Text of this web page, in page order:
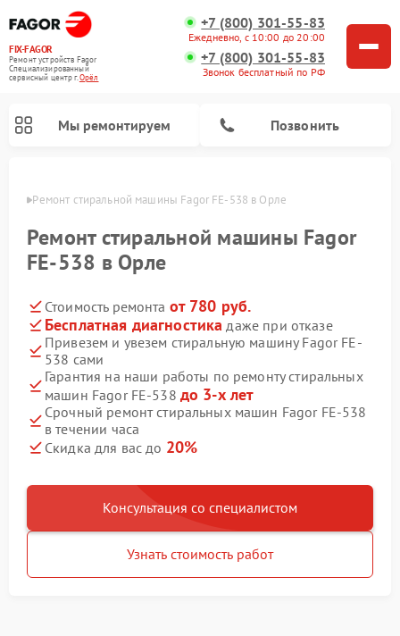
FIX-FAGOR
Ремонт устройств Fagor
Специализированный
cервисный центр г.Орёл
+7 (800) 301-55-83
Ежедневно, с 10:00 до 20:00
+7 (800) 301-55-83
Звонок бесплатный по РФ
Мы ремонтируем Позвонить
Ремонт стиральной машины Fagor FE-538 в Орле
Ремонт стиральной машины Fagor
FE-538 в Орле
Стоимость ремонта от 780 руб.
Бесплатная диагностика даже при отказе
Привезем и увезем стиральную машину Fagor FE-
538 сами
Гарантия на наши работы по ремонту стиральных
машин Fagor FE-538 до 3-х лет
Срочный ремонт стиральных машин Fagor FE-538
в течении часа
Скидка для вас до 20%
Консультация со специалистом
Узнать стоимость работ